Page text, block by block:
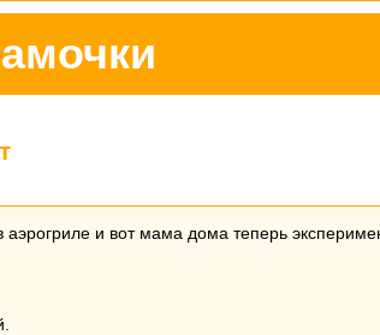
и вот мама дома теперь